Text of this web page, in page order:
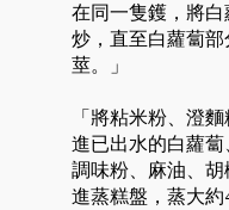
在同一隻鑊，將
炒，直至白蘿蔔
莖。」
「將粘米粉、澄
進已出水的白蘿
調味粉、麻油、
進蒸糕盤，蒸大